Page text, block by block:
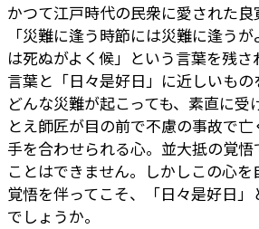
かつて江戸時代の民衆に愛された良
「災難に逢う時節には災難に逢う
は死ぬがよく候」という言葉を残
言葉と「日々是好日」に近しいもの
どんな災難が起こっても、素直に受
とえ師匠が目の前で不慮の事故で亡
手を合わせられる心。並大抵の覚
ことはできません。しかしこの心
覚悟を伴ってこそ、「日々是好日
でしょうか。